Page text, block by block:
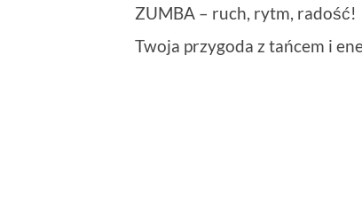
ZUMBA – ruch, rytm, radość!
Twoja przygoda z tańcem i